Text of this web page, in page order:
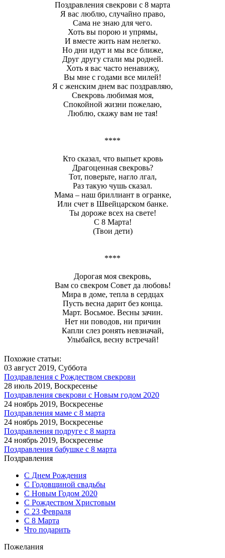
Поздравления свекрови с 8 марта
Я вас люблю, случайно право,
Сама не знаю для чего.
Хоть вы порою и упрямы,
И вместе жить нам нелегко.
Но дни идут и мы все ближе,
Друг другу стали мы родней.
Хоть я вас часто ненавижу,
Вы мне с годами все милей!
Я с женским днем вас поздравляю,
Свекровь любимая моя,
Спокойной жизни пожелаю,
Люблю, скажу вам не тая!
****
Кто сказал, что выпьет кровь
Драгоценная свекровь?
Тот, поверьте, нагло лгал,
Раз такую чушь сказал.
Мама – наш бриллиант в огранке,
Или счет в Швейцарском банке.
Ты дороже всех на свете!
С 8 Марта!
(Твои дети)
****
Дорогая моя свекровь,
Вам со свекром Совет да любовь!
Мира в доме, тепла в сердцах
Пусть весна дарит без конца.
Март. Восьмое. Весны зачин.
Нет ни поводов, ни причин
Капли слез ронять невзначай,
Улыбайся, весну встречай!
Похожие статьи:
03 август 2019, Суббота
Поздравления с Рождеством свекрови
28 июль 2019, Воскресенье
Поздравления свекрови с Новым годом 2020
24 ноябрь 2019, Воскресенье
Поздравления маме с 8 марта
24 ноябрь 2019, Воскресенье
Поздравления подруге с 8 марта
24 ноябрь 2019, Воскресенье
Поздравления бабушке с 8 марта
Поздравления
С Днем Рождения
С Годовщиной свадьбы
С Новым Годом 2020
С Рождеством Христовым
С 23 Февраля
С 8 Марта
Что подарить
Пожелания